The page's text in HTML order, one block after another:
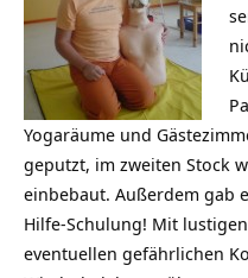
Yogaräume und
geputzt, im zweiten Stock
einbebaut. Außerdem gab
Hilfe-Schulung! Mit
eventuellen gefährlichen